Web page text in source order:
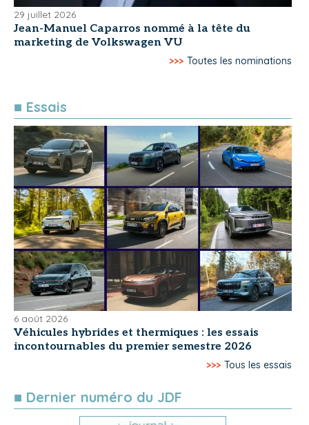
29 juillet 2026
Jean-Manuel Caparros nommé à la tête du
marketing de Volkswagen VU
>>> Toutes les nominations
■ Essais
6 août 2026
Véhicules hybrides et thermiques : les essais
incontournables du premier semestre 2026
>>> Tous les essais
■ Dernier numéro du JDF